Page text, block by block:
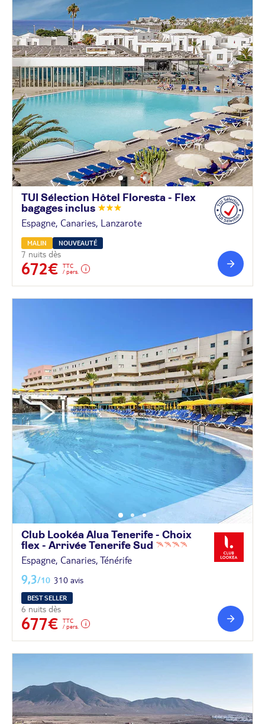
TUI Sélection Hôtel Floresta - Flex
bagages inclus
Espagne, Canaries, Lanzarote
MALIN NOUVEAUTÉ
7 nuits dès
672€
TTC
/ pers.
Club Lookéa Alua Tenerife - Choix
flex - Arrivée Tenerife Sud
Espagne, Canaries, Ténérife
9,3/10 310 avis
BEST SELLER
6 nuits dès
677€
TTC
/ pers.